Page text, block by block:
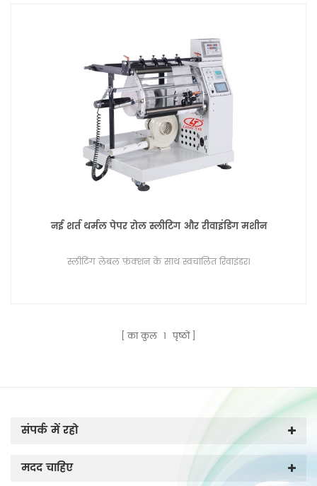
नई शर्त थर्मल पेपर रोल स्लीटिंग और रीवाइंडिंग मशीन
स्लीटिंग लेबल फ़ंक्शन के साथ स्वचालित रिवाइंडर।
का कुल 1 पृष्ठों
संपर्क में रहो
मदद चाहिए